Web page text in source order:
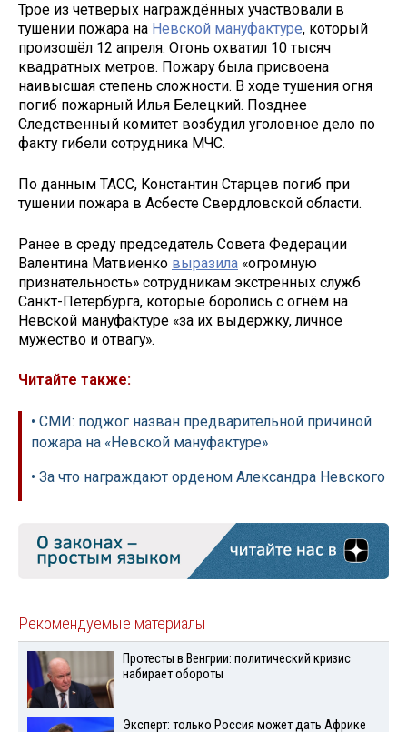
Трое из четверых награждённых участвовали в
тушении пожара на Невской мануфактуре, который
произошёл 12 апреля. Огонь охватил 10 тысяч
квадратных метров. Пожару была присвоена
наивысшая степень сложности. В ходе тушения огня
погиб пожарный Илья Белецкий. Позднее
Следственный комитет возбудил уголовное дело по
факту гибели сотрудника МЧС.
По данным ТАСС, Константин Старцев погиб при
тушении пожара в Асбесте Свердловской области.
Ранее в среду председатель Совета Федерации
Валентина Матвиенко выразила «огромную
признательность» сотрудникам экстренных служб
Санкт-Петербурга, которые боролись с огнём на
Невской мануфактуре «за их выдержку, личное
мужество и отвагу».
Читайте также:
• СМИ: поджог назван предварительной причиной
пожара на «Невской мануфактуре»
• За что награждают орденом Александра Невского
Рекомендуемые материалы
Протесты в Венгрии: политический кризис
набирает обороты
Эксперт: только Россия может дать Африке